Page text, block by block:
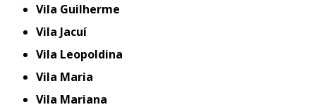
Vila Guilherme
Vila Jacuí
Vila Leopoldina
Vila Maria
Vila Mariana